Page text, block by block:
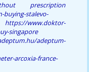
prescription
buying-stalevo-
https://www.doktor-
singapore
adeptum-
arcoxia-france-